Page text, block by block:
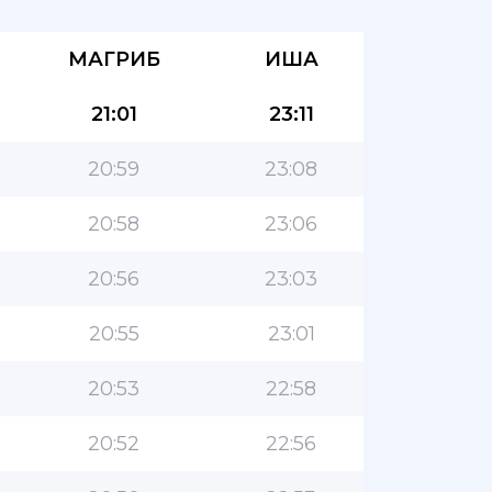
МАГРИБ ИША
21:01 23:11
20:59 23:08
20:58 23:06
20:56 23:03
20:55 23:01
20:53 22:58
20:52 22:56